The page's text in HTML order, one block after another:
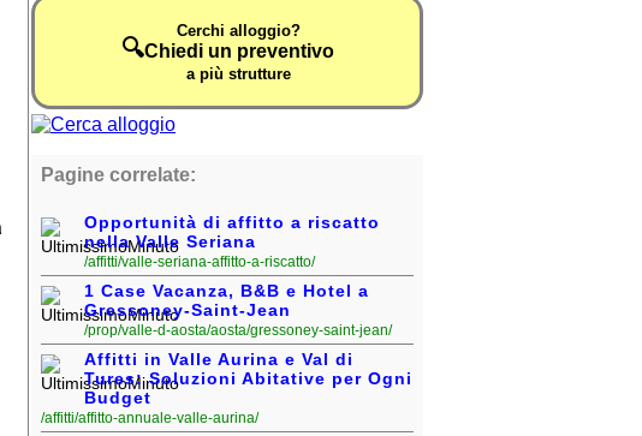
🔍
Cerchi alloggio?
Chiedi un preventivo
a più strutture
Pagine correlate:
Opportunità di affitto a riscatto
nella Valle Seriana
/affitti/valle-seriana-affitto-a-riscatto/
1 Case Vacanza, B&B e Hotel a
Gressoney-Saint-Jean
/prop/valle-d-aosta/aosta/gressoney-saint-jean/
Affitti in Valle Aurina e Val di
Tures: Soluzioni Abitative per Ogni
Budget
/affitti/affitto-annuale-valle-aurina/